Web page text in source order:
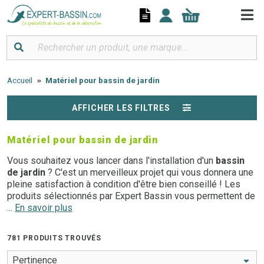
Accueil Matériel pour bassin de jardin
AFFICHER LES FILTRES
Matériel pour bassin de jardin
Vous souhaitez vous lancer dans l'installation d'un bassin
de jardin ? C'est un merveilleux projet qui vous donnera une
pleine satisfaction à condition d'être bien conseillé ! Les
produits sélectionnés par Expert Bassin vous permettent de
mettre toutes les chances de votre côté pour réussir votre
accessoires de qualité pour construire et aménager votre
point d'eau extérieur. Nous faisons ici le point sur le matériel
pour bassin de jardin qu'il vous faut.
... En savoir plus
781 PRODUITS TROUVÉS
Panneau de gestion des cookies